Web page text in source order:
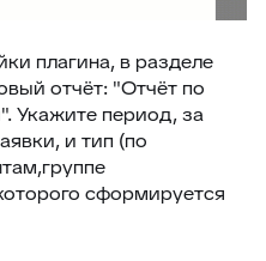
в заявках
плагина, в разделе
отчёт: "Отчёт по
Укажите период, за
и тип (по
сформируется